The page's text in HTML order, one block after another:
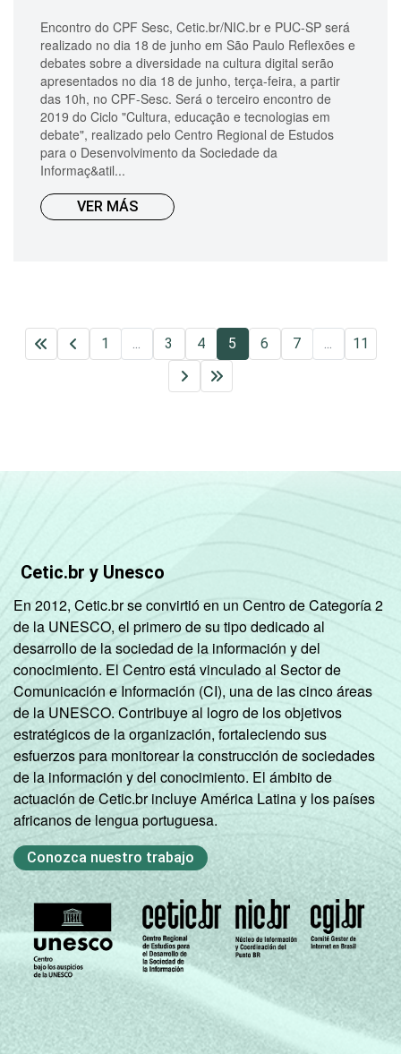
Encontro do CPF Sesc, Cetic.br/NIC.br e PUC-SP será
realizado no dia 18 de junho em São Paulo Reflexões e
debates sobre a diversidade na cultura digital serão
apresentados no dia 18 de junho, terça-feira, a partir
das 10h, no CPF-Sesc. Será o terceiro encontro de
2019 do Ciclo "Cultura, educação e tecnologias em
debate", realizado pelo Centro Regional de Estudos
para o Desenvolvimento da Sociedade da
Informaç&atil...
VER MÁS
1 ... 3 4 5 6 7 ... 11
Cetic.br y Unesco
En 2012, Cetic.br se convirtió en un Centro de Categoría 2
de la UNESCO, el primero de su tipo dedicado al
desarrollo de la sociedad de la información y del
conocimiento. El Centro está vinculado al Sector de
Comunicación e Información (CI), una de las cinco áreas
de la UNESCO. Contribuye al logro de los objetivos
estratégicos de la organización, fortaleciendo sus
esfuerzos para monitorear la construcción de sociedades
de la información y del conocimiento. El ámbito de
actuación de Cetic.br incluye América Latina y los países
africanos de lengua portuguesa.
Conozca nuestro trabajo